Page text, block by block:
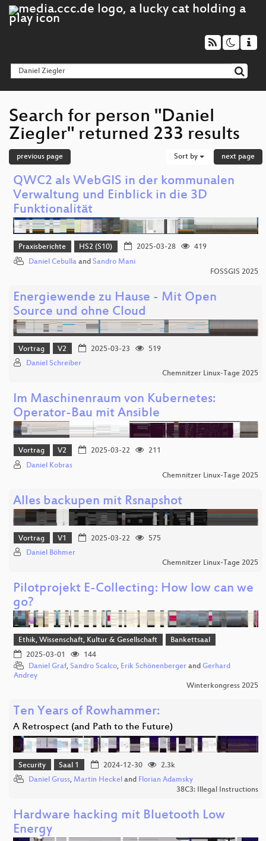
Search for person "Daniel
Ziegler" returned 233 results
previous page Sort by next page
QWC2 als WebGIS in der kommunalen
Verwaltung und Einblick in die 3D
Funktionalität
Praxisberichte HS2 (S10) 2025-03-28
419
Daniel Cebulla and Sandro Mani
FOSSGIS 2025
Energiewende zu Hause - Mit Open
Source und ohne Cloud
Vortrag V2 2025-03-23
519
Daniel Schreiber
Chemnitzer Linux-Tage 2025
Im Maschinenraum von Kubernetes:
Operator-Bau mit Ansible
Vortrag V2 2025-03-22
211
Daniel Kobras
Chemnitzer Linux-Tage 2025
Alles backupen mit Rsnapshot
Vortrag V1 2025-03-22
575
Daniel Böhmer
Chemnitzer Linux-Tage 2025
Pilotprojekt E-Collecting: How low can we
go?
Ethik, Wissenschaft, Kultur & Gesellschaft
Bankettsaal
2025-03-01
144
Daniel Graf, Sandro Scalco, Erik Schönenberger and Gerhard
Andrey
Winterkongress 2025
Ten Years of Rowhammer:
A Retrospect (and Path to the Future)
Security Saal 1 2024-12-30
2.3k
Daniel Gruss, Martin Heckel and Florian Adamsky
38C3: Illegal Instructions
Hardware hacking mit Bluetooth Low
Energy